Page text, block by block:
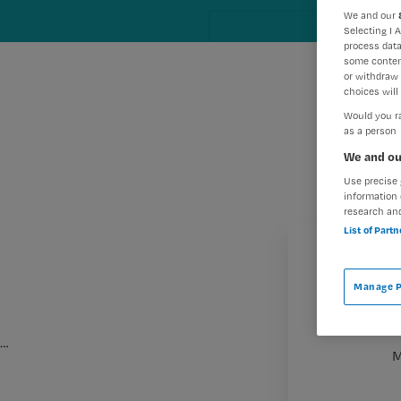
…
We and our
Selecting I
process
some
or withdraw
choices will
Would you
as a person
We and
Use
information
research
List of
Manage